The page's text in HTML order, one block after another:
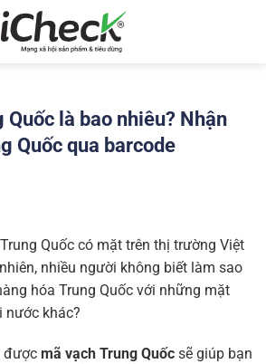
Quốc là bao nhiêu? Nhận
Quốc qua barcode
Quốc có mặt trên thị trường Việt
nhiều người không biết làm sao
hóa Trung Quốc với những mặt
nước khác?
được mã vạch Trung Quốc sẽ giúp bạn